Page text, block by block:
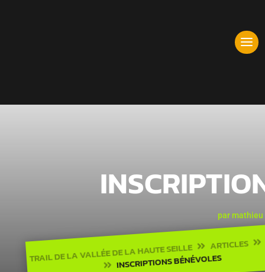
parmathieu
TRAIL DE LA VALLÉE DE LA HAUTE SEILLE  ARTICLES 
 INSCRIPTIONS BÉNÉVOLES